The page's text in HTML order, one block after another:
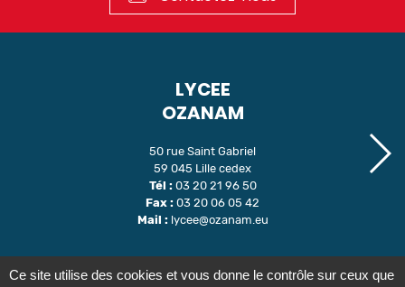
LYCEE
OZANAM
50 rue Saint Gabriel
59 045 Lille cedex
Tél : 03 20 21 96 50
Fax : 03 20 06 05 42
Mail : lycee@ozanam.eu
Ce site utilise des cookies et vous donne le contrôle sur ceux que